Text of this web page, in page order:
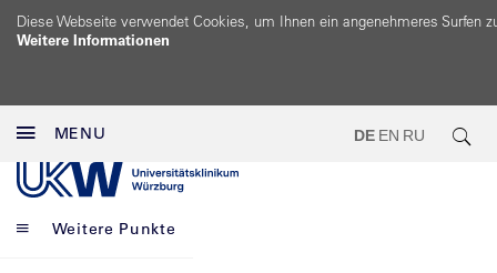
Diese Webseite verwendet Cookies, um Ihnen ein angenehmeres Surfen
Weitere Informationen
MENU DE EN RU
Weitere Punkte